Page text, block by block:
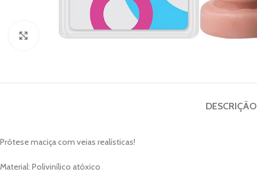
Clique para ampliar
DESCRIÇÃO
Prótese maciça com veias realísticas!
Material: Polivinílico atóxico